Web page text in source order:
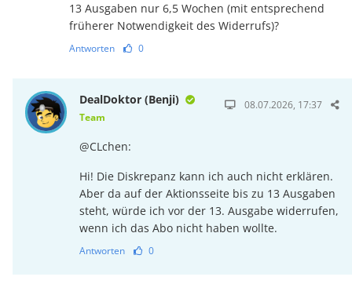
13 Ausgaben nur 6,5 Wochen (mit entsprechend
früherer Notwendigkeit des Widerrufs)?
Antworten 0
DealDoktor (Benji)
Team
08.07.2026, 17:37
@CLchen:
Hi! Die Diskrepanz kann ich auch nicht erklären.
Aber da auf der Aktionsseite bis zu 13 Ausgaben
steht, würde ich vor der 13. Ausgabe widerrufen,
wenn ich das Abo nicht haben wollte.
Antworten 0